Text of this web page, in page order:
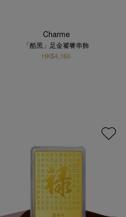
Charme
「酷黑」足金饕餮串飾
HK$4,160